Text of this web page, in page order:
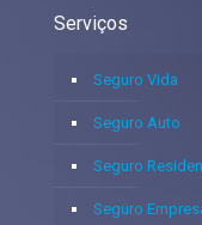
Serviços
Seguro Vida
Seguro Auto
Seguro
Seguro